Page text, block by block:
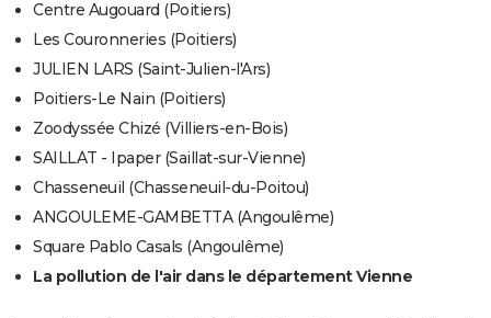
Centre Augouard (Poitiers)
Les Couronneries (Poitiers)
JULIEN LARS (Saint-Julien-l'Ars)
Poitiers-Le Nain (Poitiers)
Zoodyssée Chizé (Villiers-en-Bois)
SAILLAT - Ipaper (Saillat-sur-Vienne)
Chasseneuil (Chasseneuil-du-Poitou)
ANGOULEME-GAMBETTA (Angoulême)
Square Pablo Casals (Angoulême)
La pollution de l'air dans le département Vienne